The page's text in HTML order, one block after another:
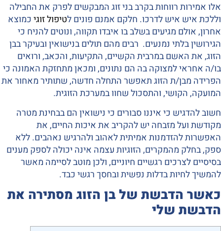
אלו אמירות רווחות בקרב בני זוג המבקשים לפרק את החבילה
וללכת איש איש לדרכו. חלקם אמנם פונים לטיפול זוגי כמוצא
אחרון, אולם מגיעים בשלב בו איבדו תקווה, ונוטים להניח כי
הגירושין בלתי נמנעים. רבים מהם תולים בנישואין ובעיקר בבן
הזוג, את האשם במרבית הקשיים, התקיעות, והכאב, ורואים
בו/ה אחראי למצוקה בה הם נתונים, ומכאן מתחזקת האמונה כי
הפרידה מבן/ת הזוג תאפשר התחלה חדשה, שתותיר מאחור את
המועקה, הקושי, והתסכול שחוו במערכת הזוגית.
חשוב להדגיש כי איננו סבורים כי נישואין הם בבחינת מטרה
מקודשת ועל מזבחה יש להקריב את איכות החיים, את
האפשרות להזדמנות אמיתית לאהוב ולהרגיש נאהבים. ללא
ספק, בחלק מהמקרים, הזוגיות עצמה אינה יכולה לספק מענים
בסיסיים לצרכים רגשיים חיוניים, ולכן מוטב לסיימה מאשר
להמשיך לחיות בדלות נפשית ובחסך רגשי כבד.
כאשר הדבשת של בן הזוג מסתירה את
הדבשת שלי